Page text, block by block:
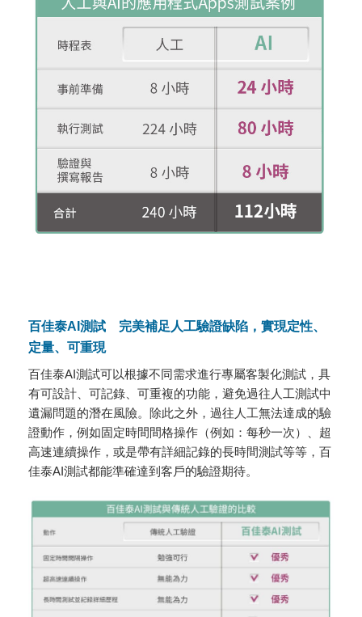
百佳泰AI測試 完美補足人工驗證缺陷，實現定性、
定量、可重現
百佳泰AI測試可以根據不同需求進行專屬客製化測試，具
有可設計、可記錄、可重複的功能，避免過往人工測試中
遺漏問題的潛在風險。除此之外，過往人工無法達成的驗
證動作，例如固定時間間格操作（例如：每秒一次）、超
高速連續操作，或是帶有詳細記錄的長時間測試等等，百
佳泰AI測試都能準確達到客戶的驗證期待。